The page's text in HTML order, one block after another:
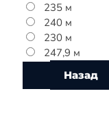
235 м
240 м
230 м
247,9 м